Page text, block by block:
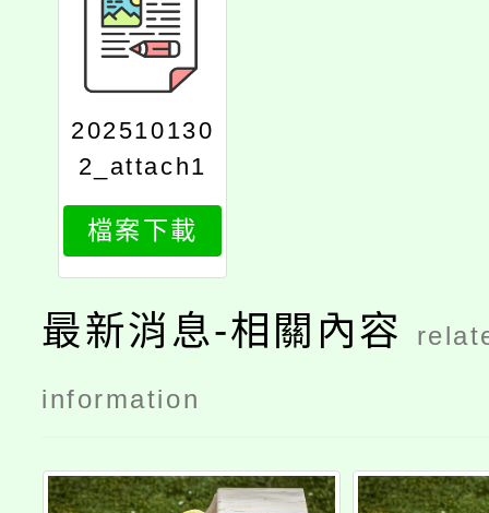
202510130
2_attach1
檔案下載
最新消息-相關內容
information